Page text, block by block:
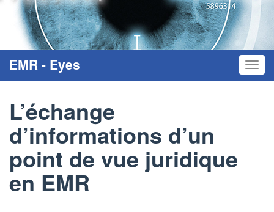
EMR - Eyes
L’échange
d’informations d’un
point de vue juridique
en EMR